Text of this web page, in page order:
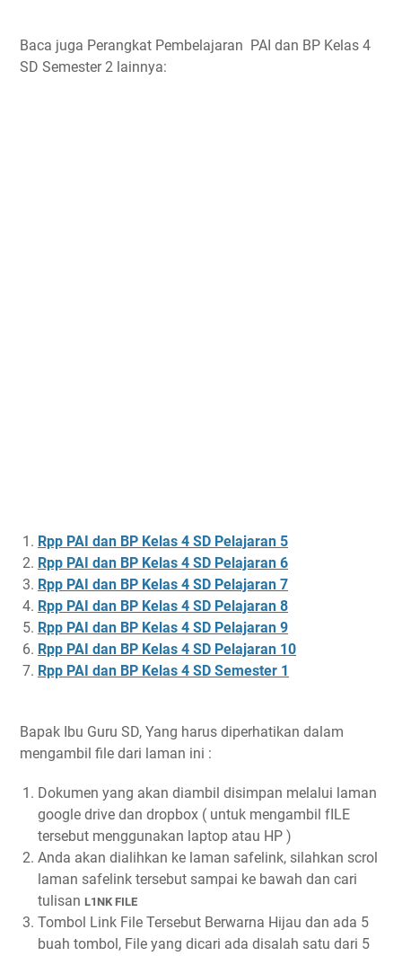
Baca juga Perangkat Pembelajaran PAI dan BP Kelas 4
SD Semester 2 lainnya:
Rpp PAI dan BP Kelas 4 SD Pelajaran 5
Rpp PAI dan BP Kelas 4 SD Pelajaran 6
Rpp PAI dan BP Kelas 4 SD Pelajaran 7
Rpp PAI dan BP Kelas 4 SD Pelajaran 8
Rpp PAI dan BP Kelas 4 SD Pelajaran 9
Rpp PAI dan BP Kelas 4 SD Pelajaran 10
Rpp PAI dan BP Kelas 4 SD Semester 1
Bapak Ibu Guru SD, Yang harus diperhatikan dalam
mengambil file dari laman ini :
Dokumen yang akan diambil disimpan melalui laman
google drive dan dropbox ( untuk mengambil fILE
tersebut menggunakan laptop atau HP )
Anda akan dialihkan ke laman safelink, silahkan scrol
laman safelink tersebut sampai ke bawah dan cari
tulisan L1NK FILE
Tombol Link File Tersebut Berwarna Hijau dan ada 5
buah tombol, File yang dicari ada disalah satu dari 5